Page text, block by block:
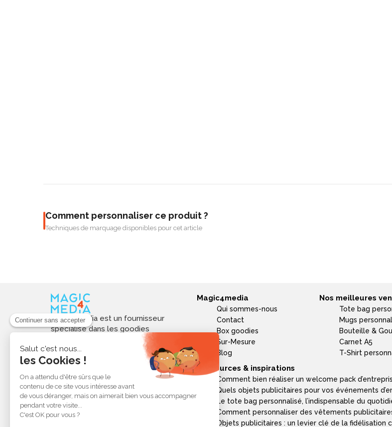
Comment personnaliser ce produit ?
Techniques de marquage disponibles pour cet article
Magic4media est un fournisseur
spécialisé dans les goodies
personnalisés et objets publicitaires
pour les entreprises. Nous
sélectionnons des produits utiles,
tendances et responsables pour
valoriser votre image de marque,
soutenir vos actions de
communication et réussir vos
opérations événementielles,
Magic4media
Qui sommes-nous
Contact
Box goodies
Sur-Mesure
Blog
Nos meilleures
Tote bag
Mugs
Bouteille &
Carnet A5
T-Shirt
Ressources & inspirations
Comment bien réaliser un welcome pack
Quels objets publicitaires pour vos événements
Le tote bag personnalisé, l’indispensable du
Comment personnaliser des vêtements
Objets publicitaires : un levier clé de la fidélisation